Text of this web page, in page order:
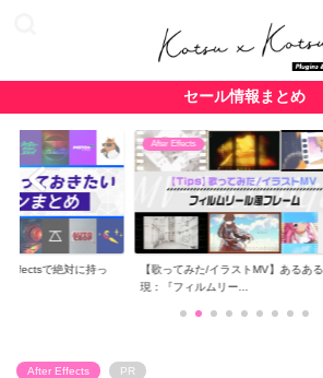
セール情報まとめ
Effectsで絶対に持っ
After Effects
【歌ってみた/イラストMV】あるあ
現：『フィルムリー...
After Effects PR